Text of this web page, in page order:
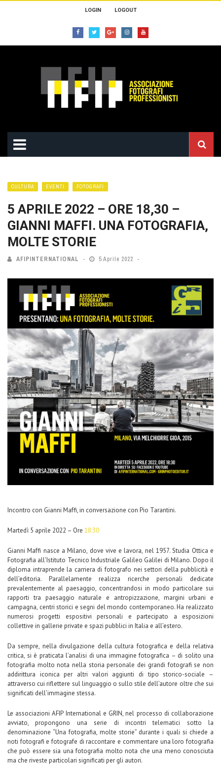
LOGIN LOGOUT
CULTURA EVENTI FOTOGRAFI
5 APRILE 2022 – ORE 18,30 –
GIANNI MAFFI. UNA FOTOGRAFIA,
MOLTE STORIE
AFIPINTERNATIONAL 5 Aprile 2022
Incontro con Gianni Maffi, in conversazione con Pio Tarantini.
Martedì 5 aprile 2022 – Ore 18:30
Gianni Maffi nasce a Milano, dove vive e lavora, nel 1957. Studia Ottica e
Fotografia all’Istituto Tecnico Industriale Galileo Galilei di Milano. Dopo il
diploma intraprende la carriera di fotografo nei settori della pubblicità e
dell’editoria. Parallelamente realizza ricerche personali dedicate
prevalentemente al paesaggio, concentrandosi in modo particolare sui
rapporti tra paesaggio naturale e antropizzazione, margini urbani e
campagna, centri storici e segni del mondo contemporaneo. Ha realizzato
numerosi progetti espositivi personali e partecipato a esposizioni
collettive in gallerie private e spazi pubblici in Italia e all’estero.
Da sempre, nella divulgazione della cultura fotografica e della relativa
critica, si è praticata l’analisi di una immagine fotografica – di solito una
fotografia molto nota nella storia personale dei grandi fotografi se non
addirittura iconica per altri valori aggiunti di tipo storico-sociale –
attraverso cui riflettere sul linguaggio o sullo stile dell’autore oltre che sui
significati dell’immagine stessa.
Le associazioni AFIP International e GRIN, nel processo di collaborazione
avviato, propongono una serie di incontri telematici sotto la
denominazione “Una fotografia, molte storie” durante i quali si chiede a
noti fotografi e fotografe di raccontare e commentare una loro fotografia
che può essere sia una fotografia molto nota che una meno conosciuta
ma che riveste particolari significati per gli autori.